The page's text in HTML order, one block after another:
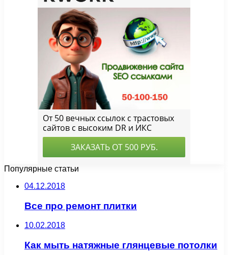
Популярные статьи
04.12.2018
Все про ремонт плитки
10.02.2018
Как мыть натяжные глянцевые потолки